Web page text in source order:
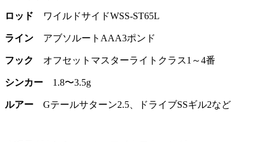
ロッド ワイルドサイドWSS-ST65L
ライン アブソルートAAA3ポンド
フック オフセットマスターライトクラス1～4番
シンカー 1.8〜3.5g
ルアー Gテールサターン2.5、ドライブSSギル2など